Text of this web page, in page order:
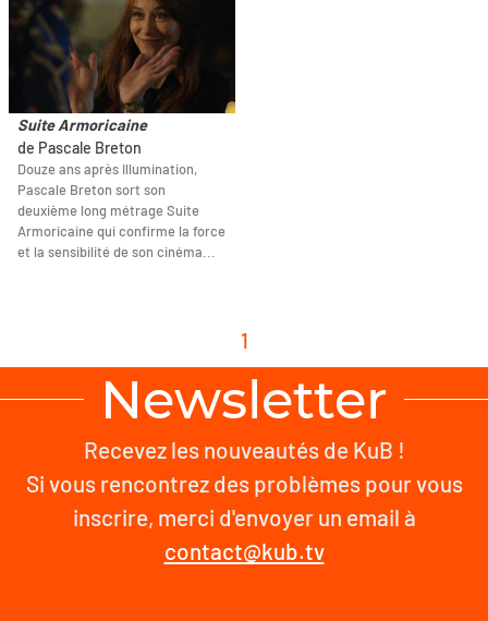
Suite Armoricaine
de Pascale Breton
Douze ans après Illumination,
Pascale Breton sort son
deuxième long métrage Suite
Armoricaine qui confirme la force
et la sensibilité de son cinéma...
1
Newsletter
Recevez les nouveautés de KuB !
Si vous rencontrez des problèmes pour vous
inscrire, merci d'envoyer un email à
contact@kub.tv